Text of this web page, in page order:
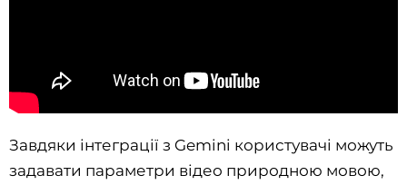
Завдяки інтеграції з Gemini користувачі можуть
задавати параметри відео природною мовою,